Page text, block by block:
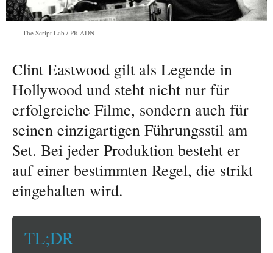
The Script Lab / PR-ADN
Clint Eastwood gilt als Legende in
Hollywood und steht nicht nur für
erfolgreiche Filme, sondern auch für
seinen einzigartigen Führungsstil am
Set. Bei jeder Produktion besteht er
auf einer bestimmten Regel, die strikt
eingehalten wird.
TL;DR